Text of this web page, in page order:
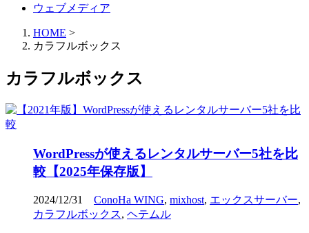
ウェブメディア
HOME >
カラフルボックス
カラフルボックス
WordPressが使えるレンタルサーバー5社を比
較【2025年保存版】
2024/12/31 ConoHa WING, mixhost, エックスサーバー,
カラフルボックス, ヘテムル